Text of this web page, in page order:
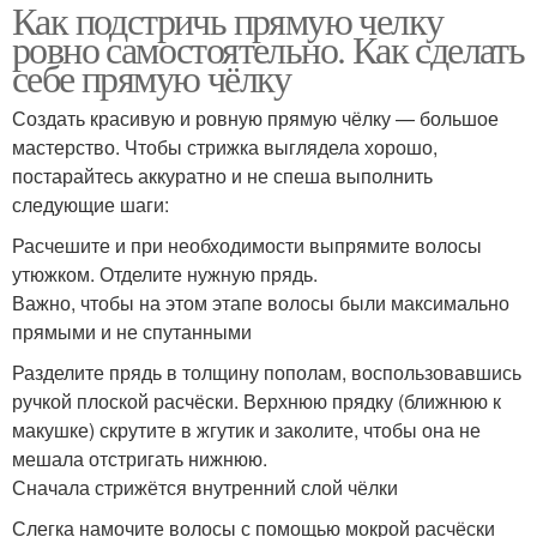
Как подстричь прямую челку
ровно самостоятельно. Как сделать
себе прямую чёлку
Создать красивую и ровную прямую чёлку — большое
мастерство. Чтобы стрижка выглядела хорошо,
постарайтесь аккуратно и не спеша выполнить
следующие шаги:
Расчешите и при необходимости выпрямите волосы
утюжком. Отделите нужную прядь.
Важно, чтобы на этом этапе волосы были максимально
прямыми и не спутанными
Разделите прядь в толщину пополам, воспользовавшись
ручкой плоской расчёски. Верхнюю прядку (ближнюю к
макушке) скрутите в жгутик и заколите, чтобы она не
мешала отстригать нижнюю.
Сначала стрижётся внутренний слой чёлки
Слегка намочите волосы с помощью мокрой расчёски